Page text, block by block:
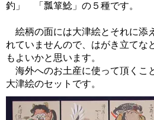
釣」 「瓢箪鯰」の５種です。
絵柄の面には大津絵とそれに添
れていませんので、はがき立てな
もよいかと思います。
海外へのお土産に使って頂くこ
大津絵のセットです。